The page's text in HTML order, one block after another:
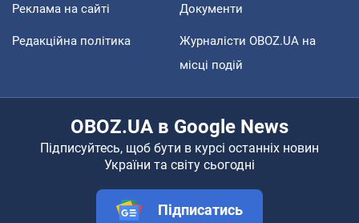
Реклама на сайті Документи
Редакційна політика
Журналісти OBOZ.UA на
місці подій
OBOZ.UA в Google News
Підписуйтесь, щоб бути в курсі останніх новин
України та світу сьогодні
Підписатись